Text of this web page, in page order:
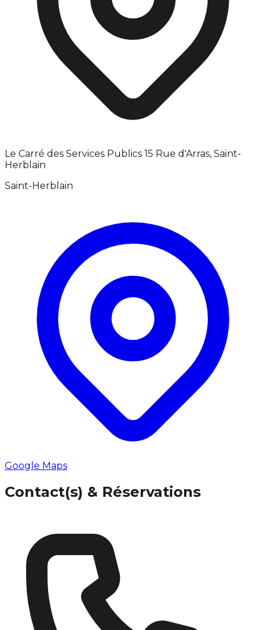
Le Carré des Services Publics 15 Rue d'Arras, Saint-
Herblain
Saint-Herblain
Google Maps
Contact(s) & Réservations